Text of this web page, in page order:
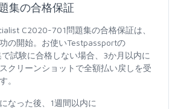
集の合格保証
C2020-701問題集の合格保証は、
の開始。お使いTestpassportの
試験に合格しない場合、3か月以内に
クリーンショットで全額払い戻しを受
。
なった後、1週間以内に